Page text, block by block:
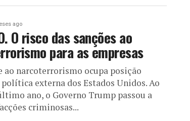
ago
O risco das sanções ao
para as empresas
ao narcoterrorismo ocupa posição
externa dos Estados Unidos. Ao
ano, o Governo Trump passou a
criminosas...